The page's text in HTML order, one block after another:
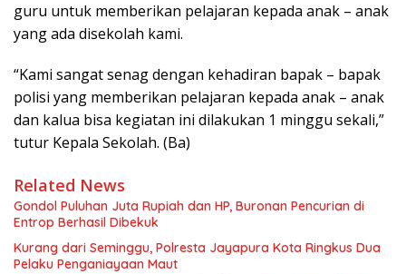
guru untuk memberikan pelajaran kepada anak – anak
yang ada disekolah kami.
“Kami sangat senag dengan kehadiran bapak – bapak
polisi yang memberikan pelajaran kepada anak – anak
dan kalua bisa kegiatan ini dilakukan 1 minggu sekali,”
tutur Kepala Sekolah. (Ba)
Related News
Gondol Puluhan Juta Rupiah dan HP, Buronan Pencurian di
Entrop Berhasil Dibekuk
Kurang dari Seminggu, Polresta Jayapura Kota Ringkus Dua
Pelaku Penganiayaan Maut